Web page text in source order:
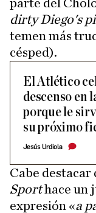
parte del
dirty Diego's
temen más
césped).
El Atlético
descenso en
porque le
su próximo
Jesús Urdiola
Cabe destacar
Sporthace un
expresión «a